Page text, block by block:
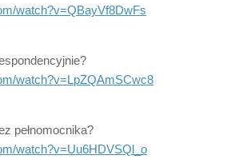
watch?v=QBayVf8DwFs
watch?v=LpZQAmSCwc8
pełnomocnika?
watch?v=Uu6HDVSQl_o